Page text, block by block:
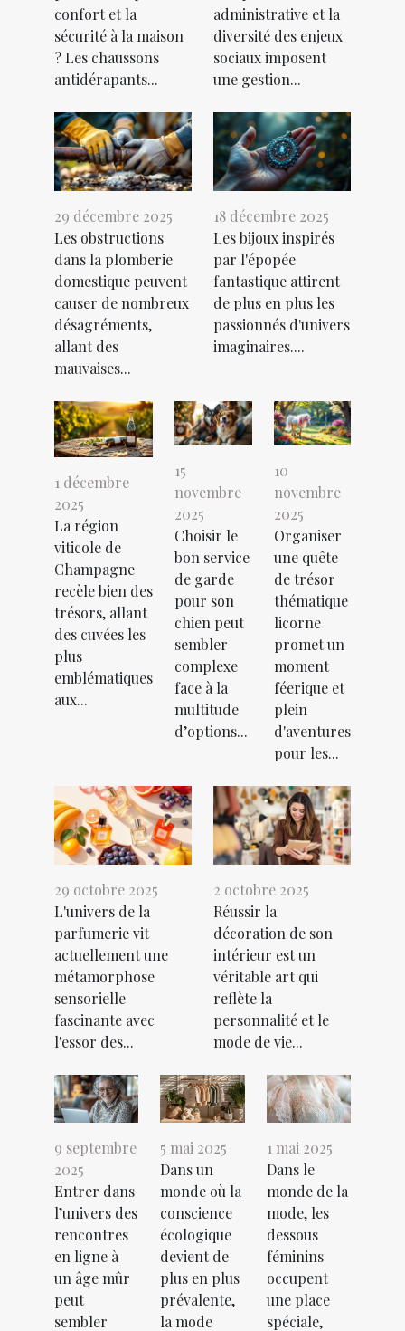
confort et la
sécurité à la maison
? Les chaussons
antidérapants...
administrative et la
diversité des enjeux
sociaux imposent
une gestion...
29 décembre 2025
Les obstructions
dans la plomberie
domestique peuvent
causer de nombreux
désagréments,
allant des
mauvaises...
18 décembre 2025
Les bijoux inspirés
par l'épopée
fantastique attirent
de plus en plus les
passionnés d'univers
imaginaires....
1 décembre
2025
La région
viticole de
Champagne
recèle bien des
trésors, allant
des cuvées les
plus
emblématiques
aux...
15
novembre
2025
Choisir le
bon service
de garde
pour son
chien peut
sembler
complexe
face à la
multitude
d’options...
10
novembre
2025
Organiser
une quête
de trésor
thématique
licorne
promet un
moment
féerique et
plein
d'aventures
pour les...
29 octobre 2025
L'univers de la
parfumerie vit
actuellement une
métamorphose
sensorielle
fascinante avec
l'essor des...
2 octobre 2025
Réussir la
décoration de son
intérieur est un
véritable art qui
reflète la
personnalité et le
mode de vie...
9 septembre
2025
Entrer dans
l’univers des
rencontres
en ligne à
un âge mûr
peut
sembler
5 mai 2025
Dans un
monde où la
conscience
écologique
devient de
plus en plus
prévalente,
la mode
1 mai 2025
Dans le
monde de la
mode, les
dessous
féminins
occupent
une place
spéciale,